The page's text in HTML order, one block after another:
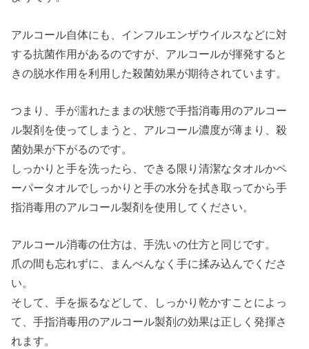
アルコール自体にも、インフルエンザウイルスなどに対
する抗菌作用があるのですが、アルコールが揮発すると
きの脱水作用を利用した殺菌効果が期待されています。
つまり、手が濡れたままの状態で手指消毒用のアルコー
ル製剤を使ってしまうと、アルコール濃度が薄まり、殺
菌効果が下がるのです。
しっかりと手を洗ったら、できる限り清潔なタオルかペ
ーパータオルでしっかりと手の水分を拭き取ってから手
指消毒用のアルコール製剤を使用してください。
アルコール消毒の仕方は、手洗いの仕方と同じです。
爪の間も忘れずに、まんべんなく手に揉み込んでくださ
い。
そして、手を振るなどして、しっかり乾かすことによっ
て、手指消毒用のアルコール製剤の効果は正しく発揮さ
れます。